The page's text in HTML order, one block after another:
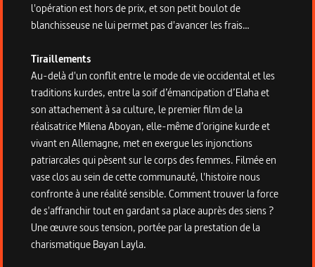
l'opération est hors de prix, et son petit boulot de
blanchisseuse ne lui permet pas d'avancer les frais…
Tiraillements
Au-delà d'un conflit entre le mode de vie occidental et les
traditions kurdes, entre la soif d’émancipation d’Elaha et
son attachement à sa culture, le premier film de la
réalisatrice Milena Aboyan, elle-même d’origine kurde et
vivant en Allemagne, met en exergue les injonctions
patriarcales qui pèsent sur le corps des femmes. Filmée en
vase clos au sein de cette communauté, l'histoire nous
confronte à une réalité sensible. Comment trouver la force
de s'affranchir tout en gardant sa place auprès des siens ?
Une œuvre sous tension, portée par la prestation de la
charismatique Bayan Layla.